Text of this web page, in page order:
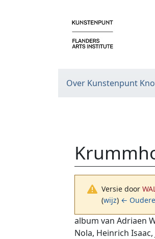
Over Kunstenpunt
Versie door
(wijz) ←
Ga naar:navigatie,
album van Adriaen
Nola, Heinrich